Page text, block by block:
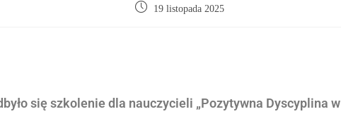
19 listopada 2025
się szkolenie dla nauczycieli „Pozytywna Dyscyplina